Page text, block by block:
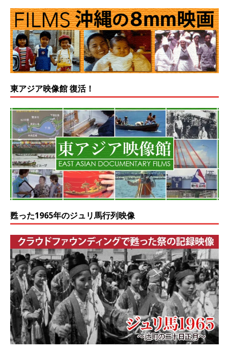
東アジア映像館 復活！
甦った1965年のジュリ馬行列映像